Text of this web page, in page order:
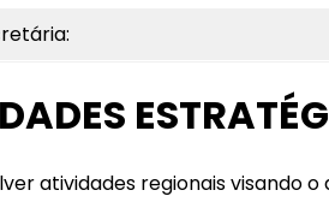
atividades regionais visando